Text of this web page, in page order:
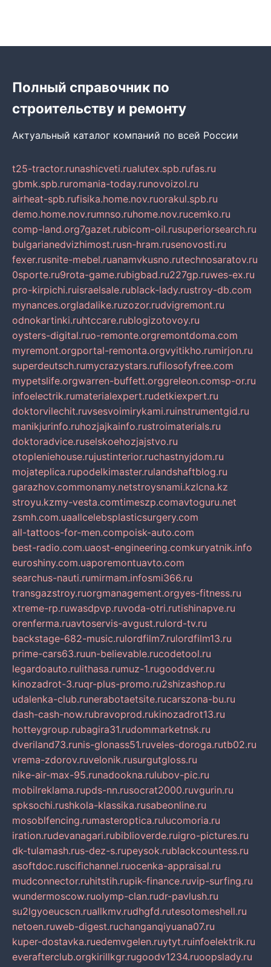
Полный справочник по
строительству и ремонту
Актуальный каталог компаний по всей России
t25-tractor.runashicveti.rualutex.spb.rufas.ru
gbmk.spb.ruromania-today.runovoizol.ru
airheat-spb.rufisika.home.nov.ruorakul.spb.ru
demo.home.nov.rumnso.ruhome.nov.rucemko.ru
comp-land.org7gazet.rubicom-oil.rusuperiorsearch.ru
bulgarianedvizhimost.rusn-hram.rusenovosti.ru
fexer.rusnite-mebel.ruanamvkusno.rutechnosaratov.ru
0sporte.ru9rota-game.rubigbad.ru227gp.ruwes-ex.ru
pro-kirpichi.ruisraelsale.rublack-lady.rustroy-db.com
mynances.orgladalike.ruzozor.rudvigremont.ru
odnokartinki.ruhtccare.rublogizotovoy.ru
oysters-digital.ruo-remonte.orgremontdoma.com
myremont.orgportal-remonta.orgvyitikho.rumirjon.ru
superdeutsch.rumycrazystars.rufilosofyfree.com
mypetslife.orgwarren-buffett.orggreleon.comsp-or.ru
infoelectrik.rumaterialexpert.rudetkiexpert.ru
doktorvilechit.ruvsesvoimirykami.ruinstrumentgid.ru
manikjurinfo.ruhozjajkainfo.rustroimaterials.ru
doktoradvice.ruselskoehozjajstvo.ru
otopleniehouse.rujustinterior.ruchastnyjdom.ru
mojateplica.rupodelkimaster.rulandshaftblog.ru
garazhov.commonamy.netstroysnami.kzlcna.kz
stroyu.kzmy-vesta.comtimeszp.comavtoguru.net
zsmh.com.uaallcelebsplasticsurgery.com
all-tattoos-for-men.compoisk-auto.com
best-radio.com.uaost-engineering.comkuryatnik.info
euroshiny.com.uaporemontuavto.com
searchus-nauti.rumirmam.infosmi366.ru
transgazstroy.ruorgmanagement.orgyes-fitness.ru
xtreme-rp.ruwasdpvp.ruvoda-otri.rutishinapve.ru
orenferma.ruavtoservis-avgust.rulord-tv.ru
backstage-682-music.rulordfilm7.rulordfilm13.ru
prime-cars63.ruun-believable.rucodetool.ru
legardoauto.rulithasa.rumuz-1.rugooddver.ru
kinozadrot-3.ruqr-plus-promo.ru2shizashop.ru
udalenka-club.runerabotaetsite.rucarszona-bu.ru
dash-cash-now.rubravoprod.rukinozadrot13.ru
hotteygroup.rubagira31.rudommarketnsk.ru
dveriland73.runis-glonass51.ruveles-doroga.rutb02.ru
vrema-zdorov.ruvelonik.rusurgutgloss.ru
nike-air-max-95.runadookna.rulubov-pic.ru
mobilreklama.rupds-nn.rusocrat2000.ruvgurin.ru
spksochi.rushkola-klassika.rusabeonline.ru
mosoblfencing.rumasteroptica.rulucomoria.ru
iration.rudevanagari.rubiblioverde.ruigro-pictures.ru
dk-tulamash.rus-dez-s.rupeysok.rublackcountess.ru
asoftdoc.ruscifichannel.ruocenka-appraisal.ru
mudconnector.ruhitstih.rupik-finance.ruvip-surfing.ru
wundermoscow.ruolymp-clan.rudr-pavlush.ru
su2lgyoeucscn.ruallkmv.rudhgfd.rutesotomeshell.ru
netoen.ruweb-digest.ruchanganqiyuana07.ru
kuper-dostavka.ruedemvgelen.ruytyt.ruinfoelektrik.ru
everafterclub.orgkirillkgr.rugoodv1234.ruoopslady.ru